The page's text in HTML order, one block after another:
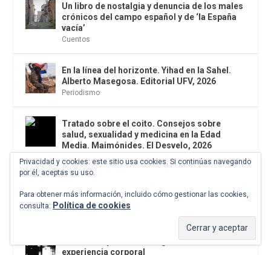
Un libro de nostalgia y denuncia de los males
crónicos del campo español y de ‘la España
vacía’
Cuentos
En la línea del horizonte. Yihad en la Sahel.
Alberto Masegosa. Editorial UFV, 2026
Periodismo
Tratado sobre el coito. Consejos sobre
salud, sexualidad y medicina en la Edad
Media. Maimónides. El Desvelo, 2026
Concupiscencias El antídoto Filosofía
colegas
Los malos son más felices
Daidō Moriyama. La fotografía es una
experiencia corporal
Privacidad y cookies: este sitio usa cookies. Si continúas navegando
por él, aceptas su uso.
Para obtener más información, incluido cómo gestionar las cookies,
consulta: Política de cookies